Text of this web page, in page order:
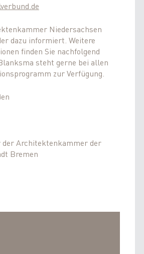
Niedersachsen
dazu informiert. Weitere
finden Sie nachfolgend
steht gerne bei allen
zur Verfügung.
der Architektenkammer der
Bremen